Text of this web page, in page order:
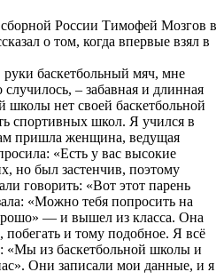
России Тимофей Мозгов в
о том, когда впервые взял в
руки баскетбольный мяч, мне
случилось, – забавная и длинная
школы нет своей баскетбольной
спортивных школ. Я учился в
пришла женщина, ведущая
«Есть у вас высокие
но был застенчив, поэтому
говорить: «Вот этот парень
«Можно тебя попросить на
— и вышел из класса. Она
и тому подобное. Я всё
«Мы из баскетбольной школы и
Они записали мои данные, и я